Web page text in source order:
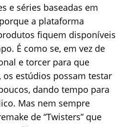
e séries baseadas em
a plataforma
fiquem disponíveis
É como se, em vez de
e torcer para que
os estúdios possam testar
dando tempo para
Mas nem sempre
de “Twisters” que